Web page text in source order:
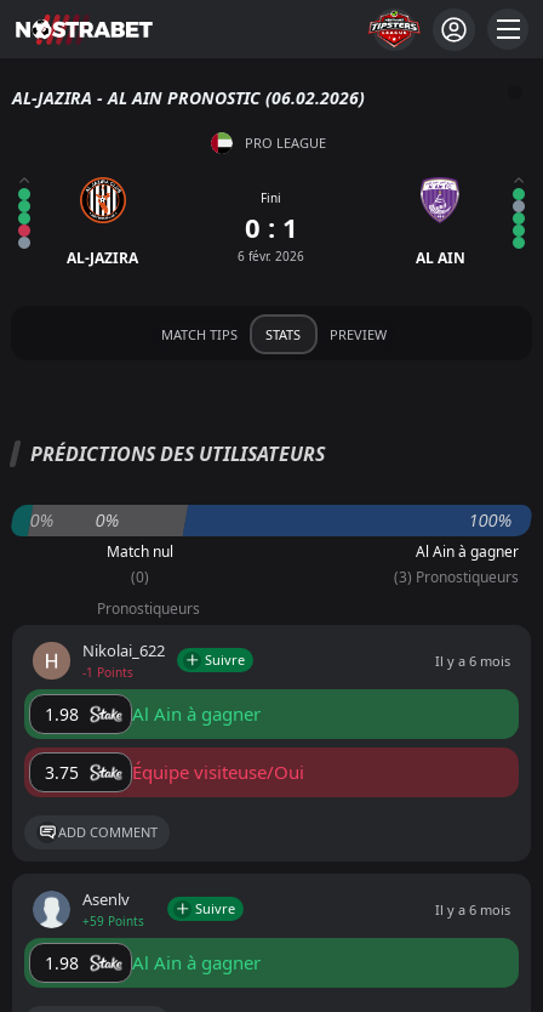
AL-JAZIRA - AL AIN PRONOSTIC (06.02.2026)
PRO LEAGUE
AL-JAZIRA
Fini
0 : 1
6 févr. 2026 AL AIN
MATCH TIPS STATS PREVIEW
PRÉDICTIONS DES UTILISATEURS
0% 0% 100%
Match nul
(0)
Pronostiqueurs
Al Ain à gagner
(3) Pronostiqueurs
Nikolai_622
-1 Points
Suivre Il y a 6 mois
1.98 Al Ain à gagner
3.75 Équipe visiteuse/Oui
ADD COMMENT
Asenlv
+59 Points
Suivre Il y a 6 mois
1.98 Al Ain à gagner